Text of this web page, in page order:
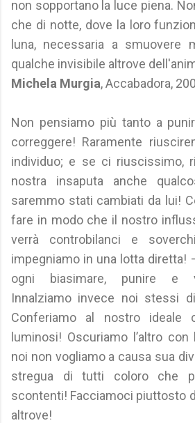
non sopportano la luce piena.
che di notte, dove la loro
luna, necessaria a smuovere
qualche invisibile altrove
Michela Murgia, Accabadora,
Non pensiamo più tanto a
correggere! Raramente
individuo; e se ci riuscissimo,
nostra insaputa anche
saremmo stati cambiati da lui!
fare in modo che il nostro
verrà controbilanci e
impegniamo in una lotta diretta!
ogni biasimare, punire e
Innalziamo invece noi stessi
Conferiamo al nostro ideale
luminosi! Oscuriamo l’altro
noi non vogliamo a causa sua
stregua di tutti coloro che
scontenti! Facciamoci piuttosto
altrove!